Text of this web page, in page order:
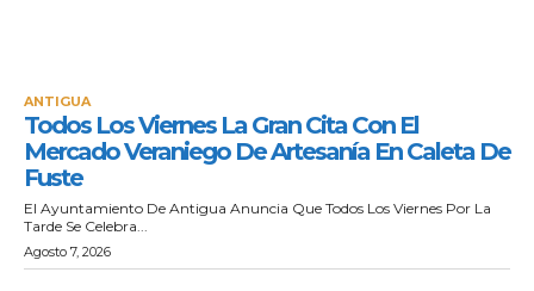
ANTIGUA
Todos Los Viernes La Gran Cita Con El
Mercado Veraniego De Artesanía En Caleta De
Fuste
El Ayuntamiento De Antigua Anuncia Que Todos Los Viernes Por La
Tarde Se Celebra...
Agosto 7, 2026